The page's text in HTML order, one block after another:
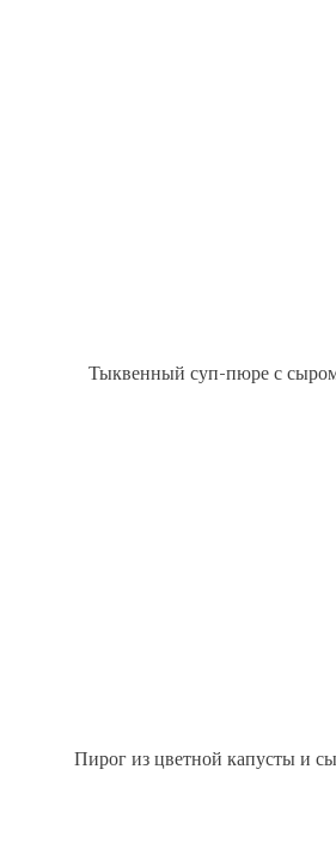
Тыквенный суп-пюре с
Пирог из цветной капусты и